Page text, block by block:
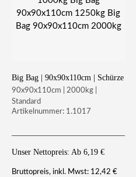
Big Bag | 90x90x110cm | Schürze
90x90x110cm | 2000kg |
Standard
Artikelnummer: 1.1017
Unser Nettopreis: Ab 6,19 €
Bruttopreis, inkl. Mwst: 12,42€